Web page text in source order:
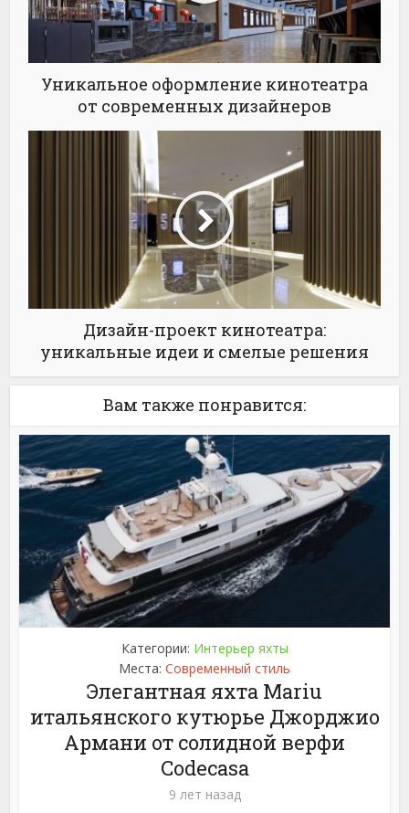
Уникальное оформление кинотеатра
от современных дизайнеров
Дизайн-проект кинотеатра:
уникальные идеи и смелые решения
Вам также понравится:
Категории: Интерьер яхты
Места: Современный стиль
Элегантная яхта Mariu
итальянского кутюрье Джорджио
Армани от солидной верфи
Codecasa
9 лет назад